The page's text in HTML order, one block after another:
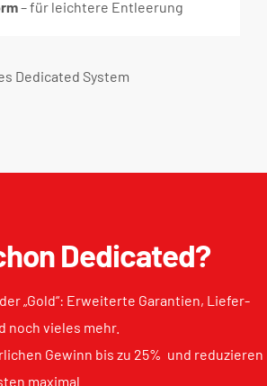
– für leichtere Entleerung
Dedicated System
Dedicated?
„Gold“: Erweiterte Garantien, Liefer-
noch vieles mehr.
Gewinn bis zu 25% und reduzieren
maximal.